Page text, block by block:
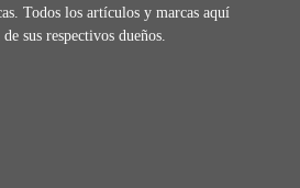
Todos los artículos y marcas aquí
sus respectivos dueños.